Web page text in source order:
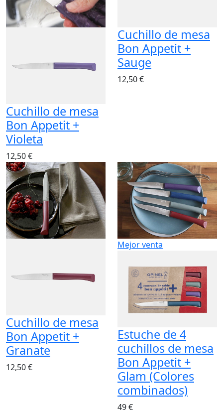
Cuchillo de mesa
Bon Appetit +
Violeta
12,50 €
Cuchillo de mesa
Bon Appetit +
Sauge
12,50 €
Cuchillo de mesa
Bon Appetit +
Granate
12,50 €
Mejor venta
Estuche de 4
cuchillos de mesa
Bon Appetit +
Glam (Colores
combinados)
49 €